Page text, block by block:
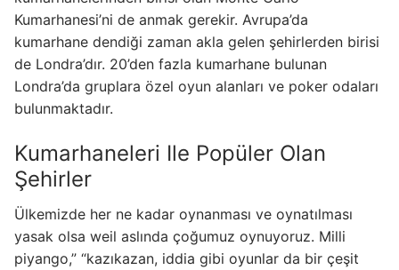
Kumarhanesi’ni de anmak gerekir. Avrupa’da
kumarhane dendiği zaman akla gelen şehirlerden birisi
de Londra’dır. 20’den fazla kumarhane bulunan
Londra’da gruplara özel oyun alanları ve poker odaları
bulunmaktadır.
Kumarhaneleri Ile Popüler Olan
Şehirler
Ülkemizde her ne kadar oynanması ve oynatılması
yasak olsa weil aslında çoğumuz oynuyoruz. Milli
piyango,” “kazıkazan, iddia gibi oyunlar da bir çeşit